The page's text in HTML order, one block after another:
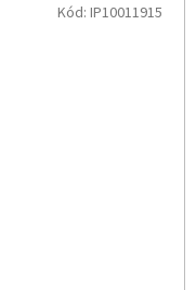
Kód: IP10011915